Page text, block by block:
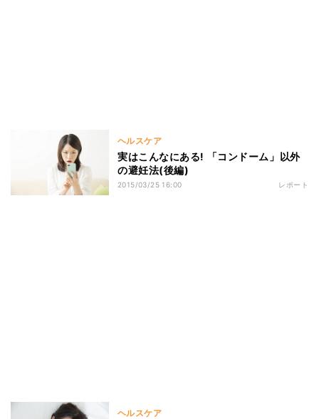
ヘルスケア
実はこんなにある! 「コンドーム」以外
の避妊法(後編)
2015/03/25 16:00 レポート
ヘルスケア